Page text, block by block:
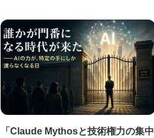
「Claude Mythosと技術権力の集中